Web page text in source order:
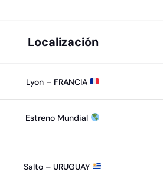
Localización
Lyon – FRANCIA
Estreno Mundial
Salto – URUGUAY